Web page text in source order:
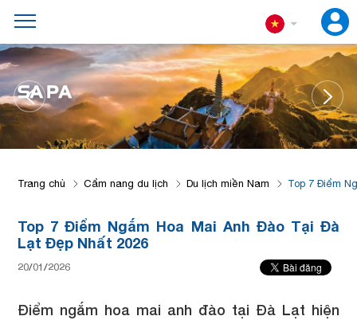
SA PA
Trang chủ Cẩm nang du lịch Du lịch miền Nam Top 7 Điểm
Top 7 Điểm Ngắm Hoa Mai Anh Đào Tại Đà
Lạt Đẹp Nhất 2026
20/01/2026
Điểm ngắm hoa mai anh đào tại Đà Lạt hiện